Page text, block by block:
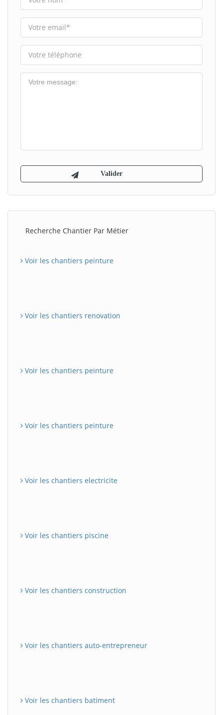
Recherche Chantier Par Métier
Voir les chantiers peinture
Voir les chantiers renovation
Voir les chantiers peinture
Voir les chantiers peinture
Voir les chantiers electricite
Voir les chantiers piscine
Voir les chantiers construction
Voir les chantiers auto-entrepreneur
Voir les chantiers batiment